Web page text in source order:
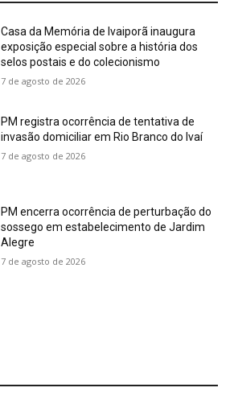
Casa da Memória de Ivaiporã inaugura
exposição especial sobre a história dos
selos postais e do colecionismo
7 de agosto de 2026
PM registra ocorrência de tentativa de
invasão domiciliar em Rio Branco do Ivaí
7 de agosto de 2026
PM encerra ocorrência de perturbação do
sossego em estabelecimento de Jardim
Alegre
7 de agosto de 2026